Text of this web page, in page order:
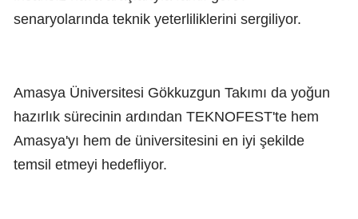
senaryolarında teknik yeterliliklerini sergiliyor.
Amasya Üniversitesi Gökkuzgun Takımı da yoğun
hazırlık sürecinin ardından TEKNOFEST'te hem
Amasya'yı hem de üniversitesini en iyi şekilde
temsil etmeyi hedefliyor.